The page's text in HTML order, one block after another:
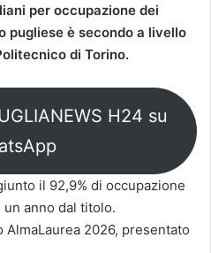
per occupazione dei
pugliese è secondo a livello
di Torino.
H24 su
il 92,9% di occupazione
anno dal titolo.
2026, presentato